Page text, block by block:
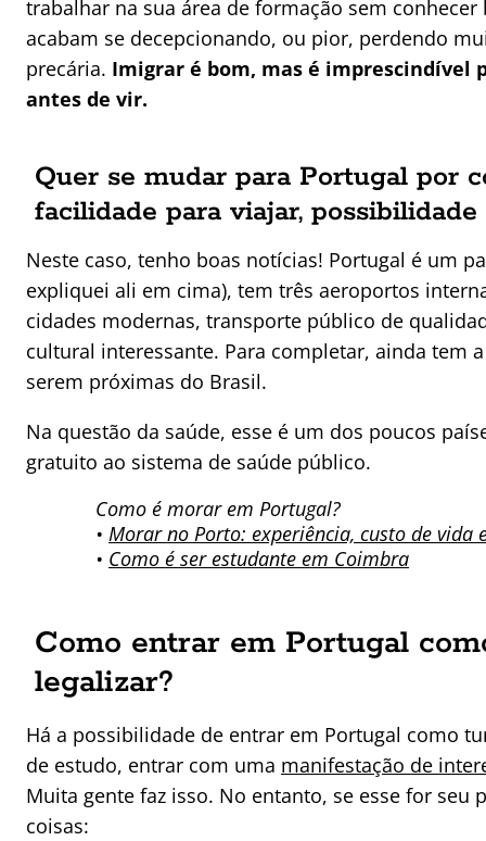
trabalhar na sua área de formação sem
acabam se decepcionando, ou pior, perdendo
precária. Imigrar é bom, mas é imprescindível
antes de vir.
Quer se mudar para Portugal por
facilidade para viajar, possibilidade
Neste caso, tenho boas notícias! Portugal é um
expliquei ali em cima), tem três aeroportos
cidades modernas, transporte público de
cultural interessante. Para completar, ainda tem
serem próximas do Brasil.
Na questão da saúde, esse é um dos poucos
gratuito ao sistema de saúde público.
Como é morar em Portugal?
• Morar no Porto: experiência, custo de vida
• Como é ser estudante em Coimbra
Como entrar em Portugal
legalizar?
Há a possibilidade de entrar em Portugal como
de estudo, entrar com uma manifestação de
Muita gente faz isso. No entanto, se esse for seu
coisas: